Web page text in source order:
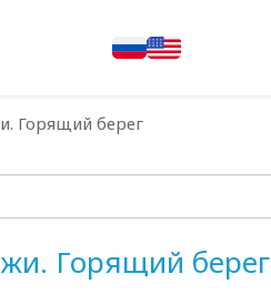
Горящий берег
Горящий берег